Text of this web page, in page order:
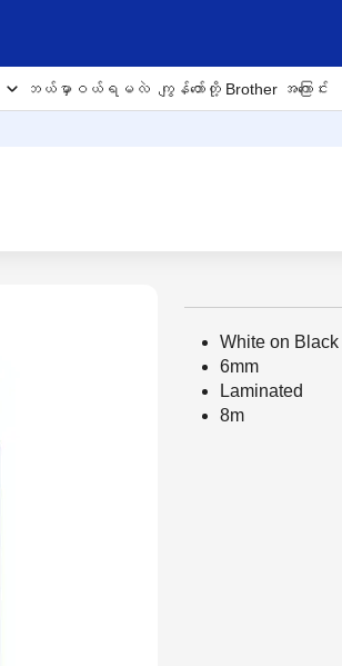
ဘယ်မှာဝယ်ရမလဲ ကျွန်တော်တို့ Brother အကြောင်း
White on Black
6mm
Laminated
8m